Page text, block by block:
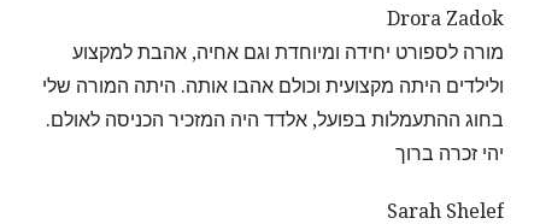
Drora Zadok
מורה לספורט יחידה ומיוחדת וגם אחיה, אהבת למקצוע
ולילדים היתה מקצועית וכולם אהבו אותה. היתה המורה שלי
בחוג ההתעמלות בפועל, אלדד היה המזכיר הכניסה לאולם.
יהי זכרה ברוך
Sarah Shelef